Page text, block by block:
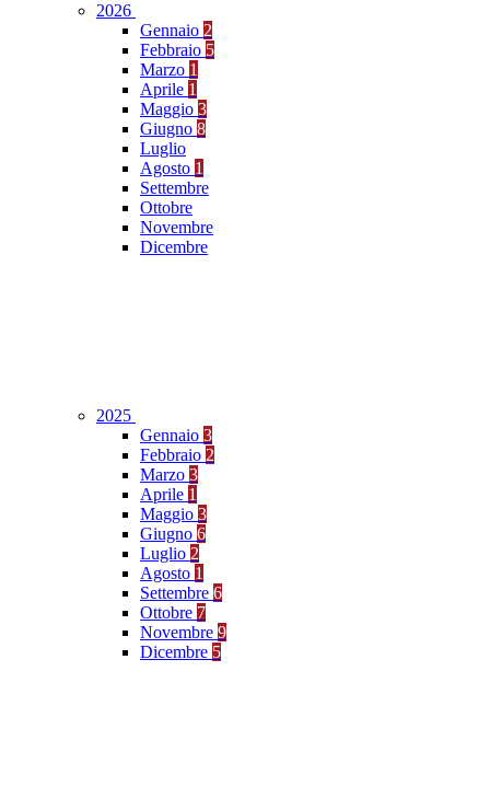
2026
Gennaio 2
Febbraio 5
Marzo 1
Aprile 1
Maggio 3
Giugno 8
Luglio
Agosto 1
Settembre
Ottobre
Novembre
Dicembre
2025
Gennaio 3
Febbraio 2
Marzo 3
Aprile 1
Maggio 3
Giugno 6
Luglio 2
Agosto 1
Settembre 6
Ottobre 7
Novembre 9
Dicembre 5